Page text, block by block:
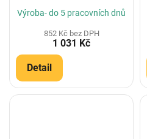
(Konfigurátor)
Výroba- do 5 pracovních dnů
852 Kč bez DPH
1 031 Kč
Detail